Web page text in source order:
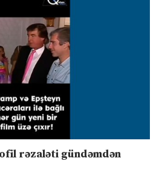
rəzaləti gündəmdən